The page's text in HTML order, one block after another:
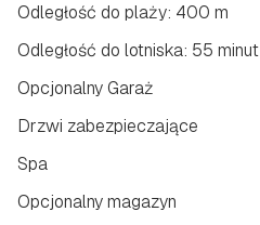
Odległość do plaży: 400 m
Odległość do lotniska: 55 minut
Opcjonalny Garaż
Drzwi zabezpieczające
Spa
Opcjonalny magazyn